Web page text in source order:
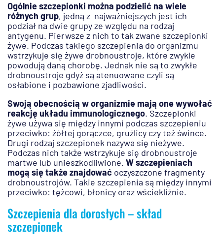
Ogólnie szczepionki można podzielić na wiele
różnych grup, jedną z najważniejszych jest ich
podział na dwie grupy ze względu na rodzaj
antygenu. Pierwsze z nich to tak zwane szczepionki
żywe. Podczas takiego szczepienia do organizmu
wstrzykuje się żywe drobnoustroje, które zwykle
powodują daną chorobę. Jednak nie są to zwykłe
drobnoustroje gdyż są atenuowane czyli są
osłabione i pozbawione zjadliwości.
Swoją obecnością w organizmie mają one wywołać
reakcję układu immunologicznego. Szczepionki
żywe używa się między innymi podczas szczepieniu
przeciwko: żółtej gorączce, gruźlicy czy też śwince.
Drugi rodzaj szczepionek nazywa się nieżywe.
Podczas nich także wstrzykuje się drobnoustroje
martwe lub unieszkodliwione. W szczepieniach
mogą się także znajdować oczyszczone fragmenty
drobnoustrojów. Takie szczepienia są między innymi
przeciwko: tężcowi, błonicy oraz wściekliźnie.
Szczepienia dla dorosłych – skład
szczepionek